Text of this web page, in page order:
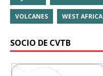
VOLCANES WEST AFRICA
SOCIO DE CVTB